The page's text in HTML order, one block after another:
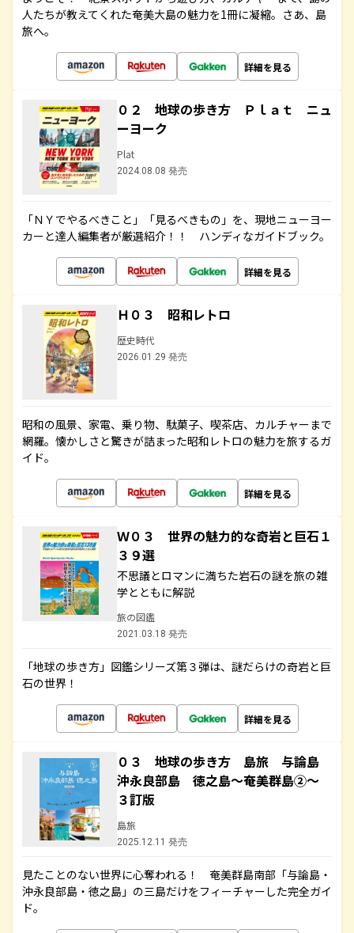
人たちが教えてくれた奄美大島の魅力を1冊に凝縮。さあ、島
旅へ。
詳細を見る
０２ 地球の歩き方 Ｐｌａｔ ニュ
ーヨーク
Plat
2024.08.08 発売
「ＮＹでやるべきこと」「見るべきもの」を、現地ニューヨー
カーと達人編集者が厳選紹介！！ ハンディなガイドブック。
詳細を見る
Ｈ０３ 昭和レトロ
歴史時代
2026.01.29 発売
昭和の風景、家電、乗り物、駄菓子、喫茶店、カルチャーまで
網羅。懐かしさと驚きが詰まった昭和レトロの魅力を旅するガ
イド。
詳細を見る
Ｗ０３ 世界の魅力的な奇岩と巨石１
３９選
不思議とロマンに満ちた岩石の謎を旅の雑
学とともに解説
旅の図鑑
2021.03.18 発売
「地球の歩き方」図鑑シリーズ第３弾は、謎だらけの奇岩と巨
石の世界！
詳細を見る
０３ 地球の歩き方 島旅 与論島
沖永良部島 徳之島～奄美群島②～
３訂版
島旅
2025.12.11 発売
見たことのない世界に心奪われる！ 奄美群島南部「与論島・
沖永良部島・徳之島」の三島だけをフィーチャーした完全ガイ
ド。